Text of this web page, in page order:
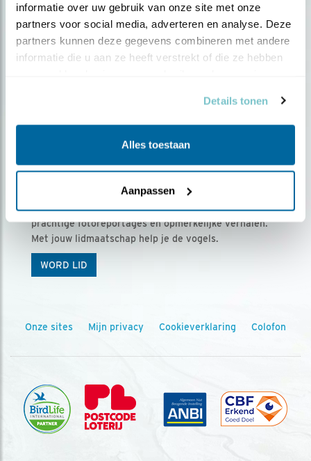
informatie over uw gebruik van onze site met onze
partners voor social media, adverteren en analyse. Deze
partners kunnen deze gegevens combineren met andere
informatie die u aan ze heeft verstrekt of die ze hebben
Details tonen
Alles toestaan
Aanpassen
Ontvang 5 x Vogels voor € 36,00 per jaar
Vogels is het tijdschrift voor onze leden, met
prachtige fotoreportages en opmerkelijke verhalen.
Met jouw lidmaatschap help je de vogels.
WORD LID
Onze sites Mijn privacy Cookieverklaring Colofon